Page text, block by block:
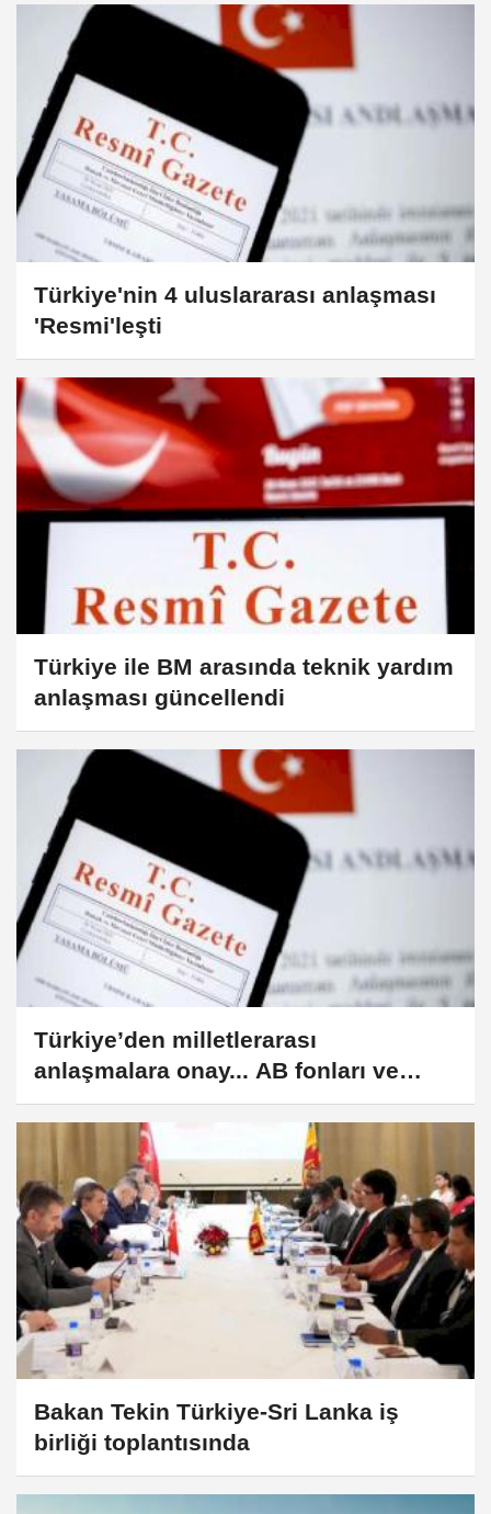
Türkiye'nin 4 uluslararası anlaşması
'Resmi'leşti
Türkiye ile BM arasında teknik yardım
anlaşması güncellendi
Türkiye’den milletlerarası
anlaşmalara onay... AB fonları ve
komşularla iş birliği güçleniyor
Bakan Tekin Türkiye-Sri Lanka iş
birliği toplantısında